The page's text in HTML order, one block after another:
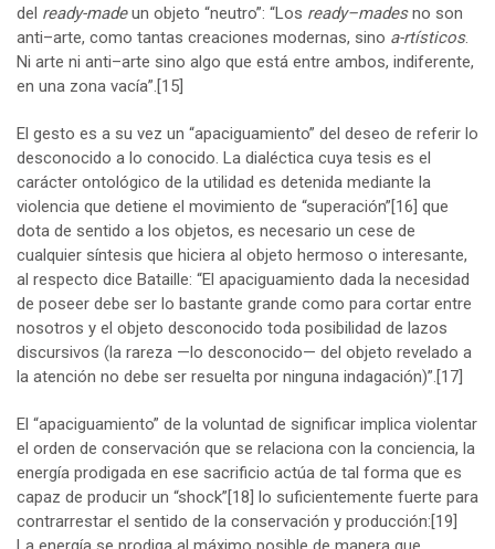
del ready-madeun objeto “neutro”: “Los ready–madesno son
anti–arte, como tantas creaciones modernas, sino a-rtísticos.
Ni arte ni anti–arte sino algo que está entre ambos, indiferente,
en una zona vacía”.[15]
El gesto es a su vez un “apaciguamiento” del deseo de referir lo
desconocido a lo conocido. La dialéctica cuya tesis es el
carácter ontológico de la utilidad es detenida mediante la
violencia que detiene el movimiento de “superación”[16] que
dota de sentido a los objetos, es necesario un cese de
cualquier síntesis que hiciera al objeto hermoso o interesante,
al respecto dice Bataille: “El apaciguamiento dada la necesidad
de poseer debe ser lo bastante grande como para cortar entre
nosotros y el objeto desconocido toda posibilidad de lazos
discursivos (la rareza —lo desconocido— del objeto revelado a
la atención no debe ser resuelta por ninguna indagación)”.[17]
El “apaciguamiento” de la voluntad de significar implica violentar
el orden de conservación que se relaciona con la conciencia, la
energía prodigada en ese sacrificio actúa de tal forma que es
capaz de producir un “shock”[18] lo suficientemente fuerte para
contrarrestar el sentido de la conservación y producción:[19]